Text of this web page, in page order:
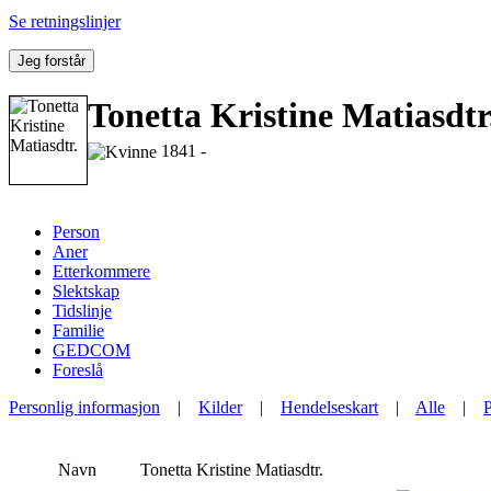
Se retningslinjer
Jeg forstår
Tonetta Kristine
1841 -
Person
Aner
Etterkommere
Slektskap
Tidslinje
Familie
GEDCOM
Foreslå
Personlig informasjon | Kilder| Hendelseskart| Alle |
Navn Tonetta Kristine Matiasdtr.